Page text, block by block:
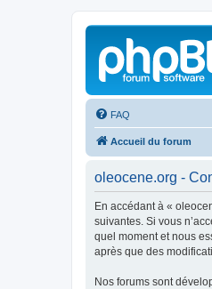
FAQ
Accueil du forum
oleocene.org -
En accédant à «
suivantes. Si vous
quel moment et nous
après que des
Nos forums sont